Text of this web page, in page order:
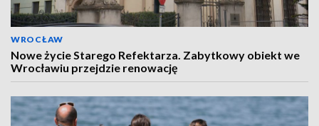
WROCŁAW
Nowe życie Starego Refektarza. Zabytkowy obiekt we
Wrocławiu przejdzie renowację